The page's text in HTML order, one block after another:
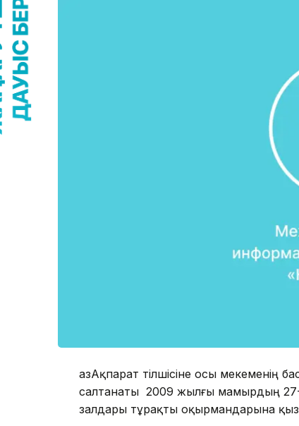
ҚазАқпарат тілшісіне осы мекеменің
салтанаты 2009 жылғы мамырдың 27-
залдары тұрақты оқырмандарына